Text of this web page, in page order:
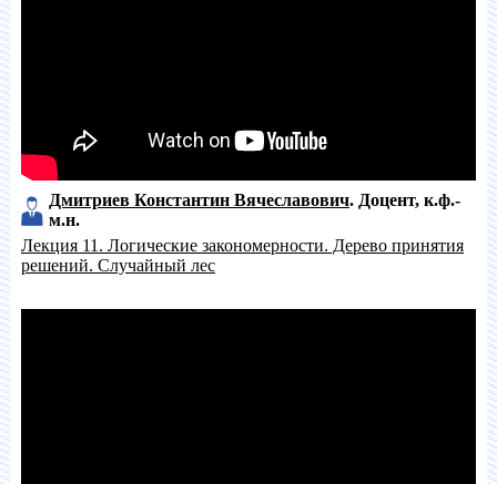
Дмитриев Константин Вячеславович Доцент к.ф.-
м.н.
Лекция 11. Логические закономерности. Дерево принятия
решений. Случайный лес